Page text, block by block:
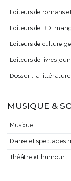
Editeurs de romans
Editeurs de BD,
Editeurs de culture
Editeurs de livres
Dossier : la
MUSIQUE &
Musique
Danse et spectacles
Théâtre et humour